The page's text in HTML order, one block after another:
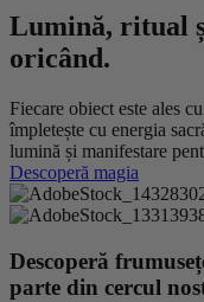
Lumină, ritual
oricând.
Fiecare obiect este ales
împletește cu energia
lumină și manifestare
Descoperă magia
Descoperă
parte din cercul